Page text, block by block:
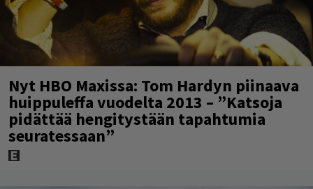
Nyt HBO Maxissa: Tom Hardyn piinaava
huippuleffa vuodelta 2013 – ”Katsoja
pidättää hengitystään tapahtumia
seuratessaan”